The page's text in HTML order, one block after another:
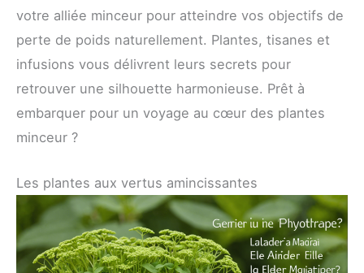
votre alliée minceur pour atteindre vos objectifs de
perte de poids naturellement. Plantes, tisanes et
infusions vous délivrent leurs secrets pour
retrouver une silhouette harmonieuse. Prêt à
embarquer pour un voyage au cœur des plantes
minceur ?
Les plantes aux vertus amincissantes